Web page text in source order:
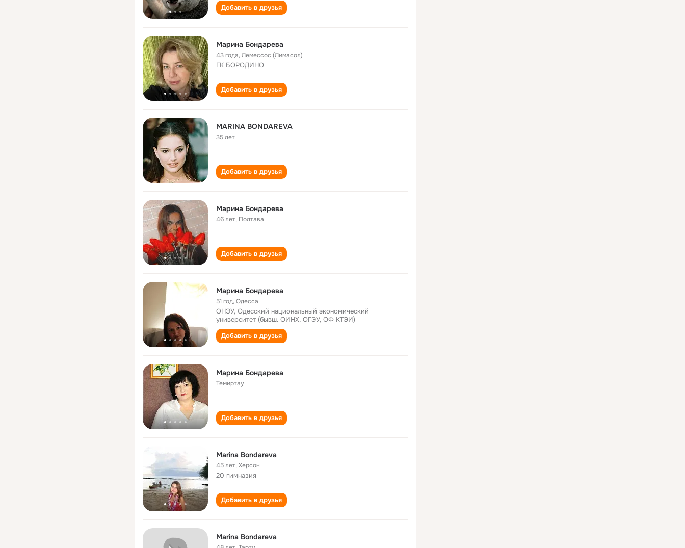
Добавить в друзья
Марина Бондарева
43 года,Лемессос (Лимасол)
ГК БОРОДИНО
Добавить в друзья
MARINA BONDAREVA
35 лет
Добавить в друзья
Марина Бондарева
46 лет, Полтава
Добавить в друзья
Марина Бондарева
51 год,Одесса
ОНЭУ, Одесский национальный экономический
университет (бывш. ОИНХ, ОГЭУ, ОФ КТЭИ)
Добавить в друзья
Марина Бондарева
Темиртау
Добавить в друзья
Marina Bondareva
45 лет,Херсон
20 гимназия
Добавить в друзья
Marina Bondareva